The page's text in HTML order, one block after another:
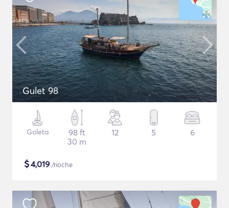
Gulet 98
Goleta
98 ft
30 m
12 5 6
$4,019 /noche